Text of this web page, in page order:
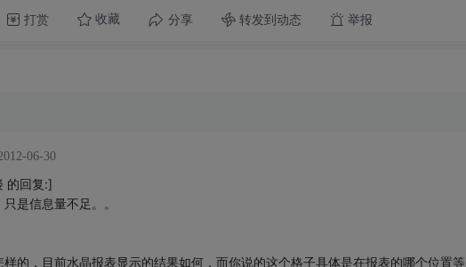
打赏 收藏 分享 转发到动态 举报
06-30
的回复:]
是信息量不足。。
的，目前水晶报表显示的结果如何，而你说的这个格子具体是在报表的哪个位置等